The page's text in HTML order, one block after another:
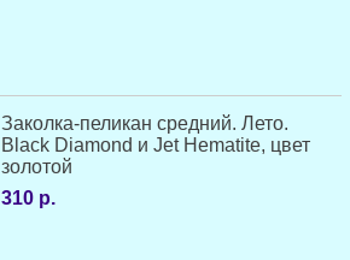
Заколка-пеликан средний. Лето.
Black Diamond и Jet Hematite, цвет
золотой
310 р.